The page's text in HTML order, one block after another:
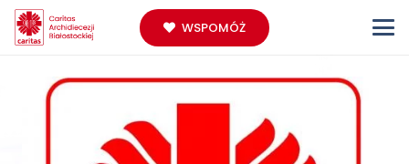
WSPOMÓŻ